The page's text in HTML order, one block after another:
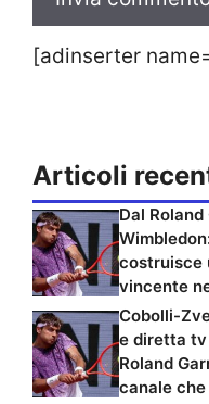
[adinserter
Articoli
Dal Roland
costruisce
vincente
Cobolli-
e diretta
Roland
canale